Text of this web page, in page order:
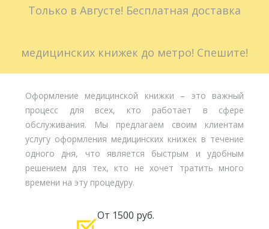
Стоимость
Акции
Контакты
Только в Августе! Бесплатная доставка
медицинских книжек до метро! Спешите!
Оформление медицинской книжки – это важный
процесс для всех, кто работает в сфере
обслуживания. Мы предлагаем своим клиентам
услугу оформления медицинских книжек в течение
одного дня, что является быстрым и удобным
решением для тех, кто не хочет тратить много
времени на эту процедуру.
От 1500 руб.